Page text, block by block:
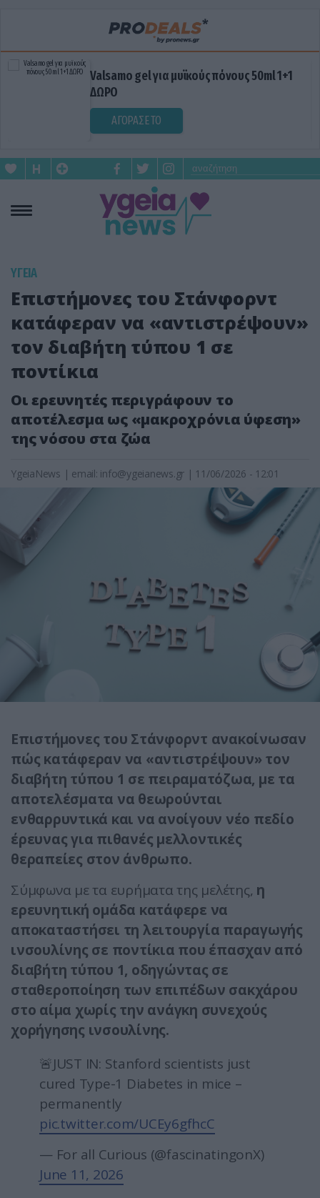
Valsamo gel για μυϊκούς πόνους 50ml 1+1
ΔΩΡΟ
ΑΓΟΡΑΣΕ ΤΟ
ΥΓΕΙΑ
Επιστήμονες του Στάνφορντ
κατάφεραν να «αντιστρέψουν»
τον διαβήτη τύπου 1 σε
ποντίκια
Οι ερευνητές περιγράφουν το
αποτέλεσμα ως «μακροχρόνια ύφεση»
της νόσου στα ζώα
YgeiaNews | email: info@ygeianews.gr | 11/06/2026 - 12:01
Επιστήμονες του Στάνφορντ ανακοίνωσαν
πώς κατάφεραν να «αντιστρέψουν» τον
διαβήτη τύπου 1 σε πειραματόζωα, με τα
αποτελέσματα να θεωρούνται
ενθαρρυντικά και να ανοίγουν νέο πεδίο
έρευνας για πιθανές μελλοντικές
θεραπείες στον άνθρωπο.
Σύμφωνα με τα ευρήματα της μελέτης, η
ερευνητική ομάδα κατάφερε να
αποκαταστήσει τη λειτουργία παραγωγής
ινσουλίνης σε ποντίκια που έπασχαν από
διαβήτη τύπου 1, οδηγώντας σε
σταθεροποίηση των επιπέδων σακχάρου
στο αίμα χωρίς την ανάγκη συνεχούς
χορήγησης ινσουλίνης.
🚨JUST IN: Stanford scientists just
cured Type-1 Diabetes in mice –
permanently
pic.twitter.com/UCEy6gfhcC
— For all Curious (@fascinatingonX)
June 11, 2026